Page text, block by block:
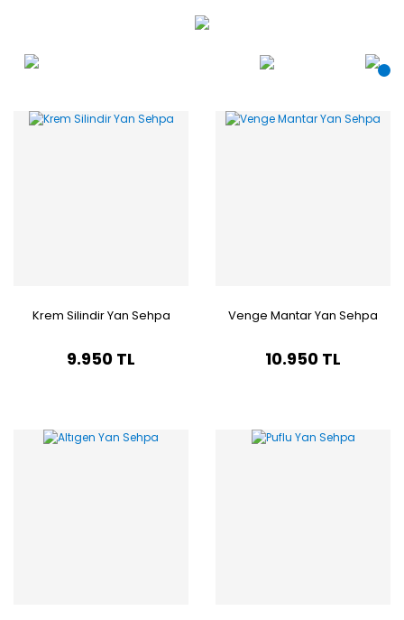
Krem Silindir Yan Sehpa
9.950 TL
Venge Mantar Yan Sehpa
10.950 TL